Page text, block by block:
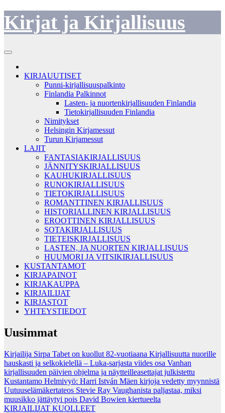
Skip
to
content
Kirjat ja Kirjallisuus
KIRJAUUTISET
Punni-kirjallisuuspalkinto
Finlandia Palkinnot
Lasten- ja nuortenkirjallisuuden Finlandia
Tietokirjallisuuden Finlandia
Nimitykset
Helsingin Kirjamessut
Turun Kirjamessut
LAJIT
FANTASIAKIRJALLISUUS
JÄNNITYSKIRJALLISUUS
KAUHUKIRJALLISUUS
RUNOKIRJALLISUUS
TIETOKIRJALLISUUS
ROMANTTINEN KIRJALLISUUS
HISTORIALLINEN KIRJALLISUUS
EROOTTINEN KIRJALLISUUS
SOTAKIRJALLISUUS
TIETEISKIRJALLISUUS
LASTEN, JA NUORTEN KIRJALLISUUS
HUUMORI JA VITSIKIRJALLISUUS
KUSTANTAMOT
KIRJAPAINOT
KIRJAKAUPPA
KIRJAILIJAT
KIRJASTOT
YHTEYSTIEDOT
Uusimmat
Kirjailija Sirpa Tabet on kuollut 82-vuotiaana Kirjallisuutta nuorille
hauskasti ja selkokielellä – Luka-sarjasta viides osa Vanhan
kirjallisuuden päivien ohjelma ja näytteilleasettajat julkistettu
Kustantamo Helmivyö: Harri István Mäen kirjoja vedetty myynnistä
Uutuuselämäkertateos Stevie Ray Vaughanista paljastaa, miksi
muusikko jättäytyi pois David Bowien kiertueelta
KIRJAILIJAT KUOLLEET